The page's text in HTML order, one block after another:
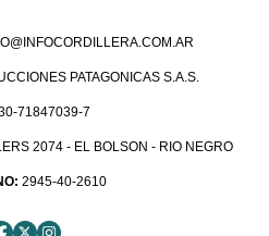
PATAGONICAS S.A.S.
71847039-7
2074 - EL BOLSON - RIO NEGRO
2945-40-2610